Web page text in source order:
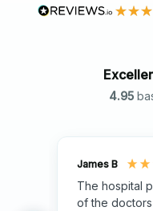
4.95
James B
The hospital
of the